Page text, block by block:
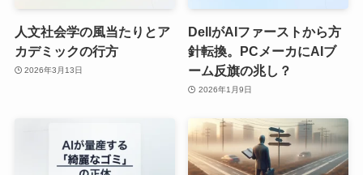
人文社会学の風当たりとア
カデミックの行方
2026年3月13日
DellがAIファーストから方
針転換。PCメーカにAIブ
ーム反旗の兆し？
2026年1月9日